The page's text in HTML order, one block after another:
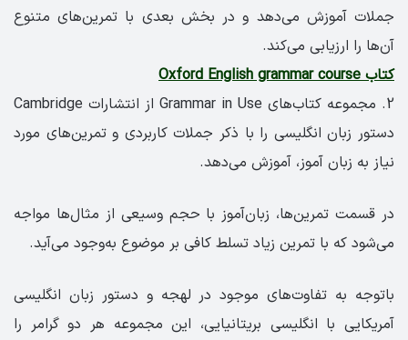
جملات آموزش می‌دهد و در بخش بعدی با تمرین‌های متنوع
آن‌ها را ارزیابی می‌کند.
کتاب Oxford English grammar course
2. مجموعه کتاب‌های Grammar in Use از انتشارات Cambridge
دستور زبان انگلیسی را با ذکر جملات کاربردی و تمرین‌های مورد
نیاز به زبان آموز، آموزش می‌دهد.
در قسمت تمرین‌ها، زبان‌آموز با حجم وسیعی از مثال‌ها مواجه
می‌شود که با تمرین زیاد تسلط کافی بر موضوع به‌وجود می‌آید.
باتوجه به تفاوت‌های موجود در لهجه و دستور زبان انگلیسی
آمریکایی با انگلیسی بریتانیایی، این مجموعه هر دو گرامر را